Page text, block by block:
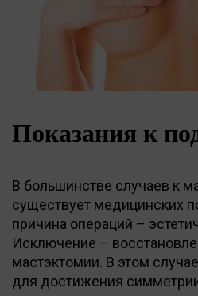
Показания к
В большинстве случаев к
существует медицинских
причина операций –
Исключение –
мастэктомии. В этом
для достижения